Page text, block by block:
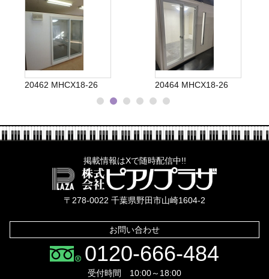
20462 MHCX18-26 20464 MHCX18-26
掲載情報はXで随時配信中!!
〒278-0022 千葉県野田市山崎1604-2
お問い合わせ
0120-666-484
受付時間 10:00～18:00